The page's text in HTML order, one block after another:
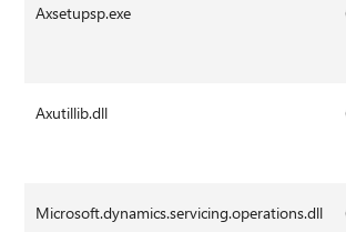
Axsetupsp.exe
Axutillib.dll
Microsoft.dynamics.servicing.operations.dll